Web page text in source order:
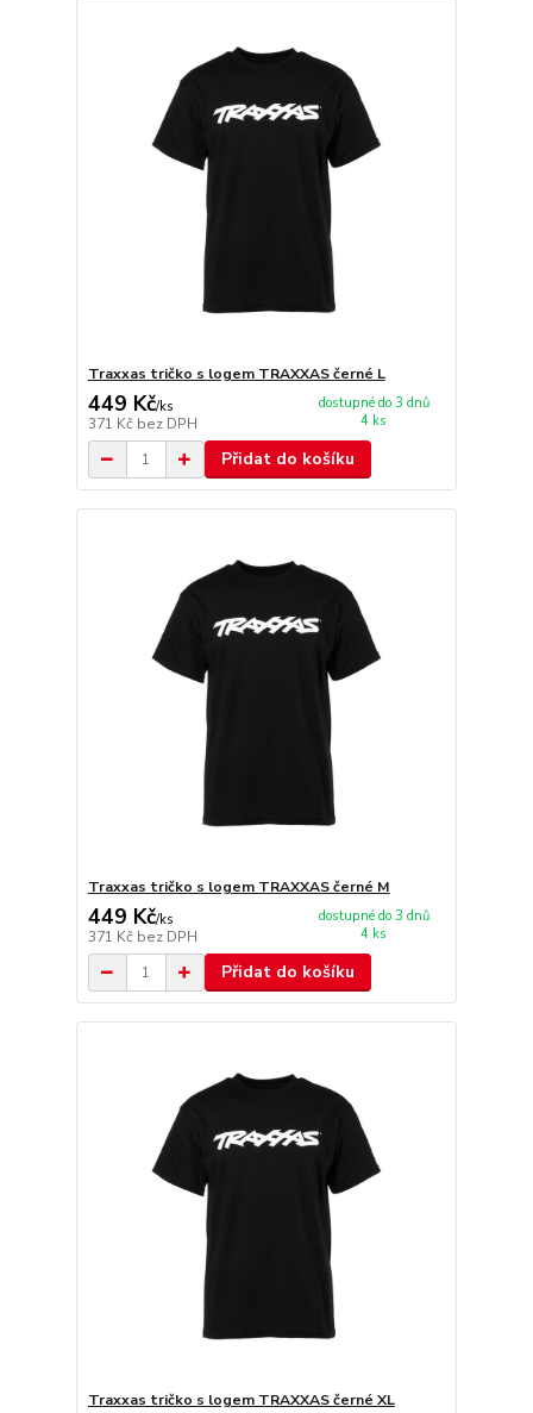
Traxxas tričko s logem TRAXXAS černé L
449 Kč/ks
371 Kč bez DPH
dostupné do 3 dnů
4 ks
Přidat do košíku
Traxxas tričko s logem TRAXXAS černé M
449 Kč/ks
371 Kč bez DPH
dostupné do 3 dnů
4 ks
Přidat do košíku
Traxxas tričko s logem TRAXXAS černé XL